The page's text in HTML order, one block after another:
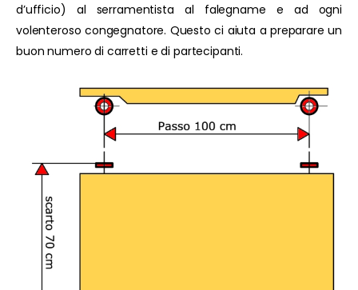
d’ufficio) al serramentista al falegname e ad ogni
volenteroso congegnatore. Questo ci aiuta a preparare un
buon numero di carretti e di partecipanti.